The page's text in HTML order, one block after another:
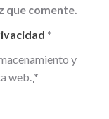
que comente.
*
y
web. *